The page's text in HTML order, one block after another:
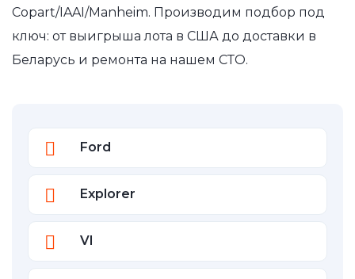
Copart/IAAI/Manheim. Производим подбор под
ключ: от выигрыша лота в США до доставки в
Беларусь и ремонта на нашем СТО.
Ford
Explorer
VI